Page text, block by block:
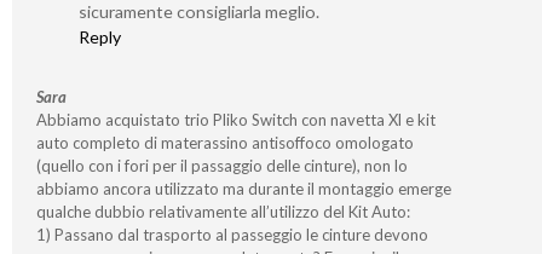
sicuramente consigliarla meglio.
Reply
Sara
Abbiamo acquistato trio Pliko Switch con navetta Xl e kit
auto completo di materassino antisoffoco omologato
(quello con i fori per il passaggio delle cinture), non lo
abbiamo ancora utilizzato ma durante il montaggio emerge
qualche dubbio relativamente all’utilizzo del Kit Auto:
1) Passano dal trasporto al passeggio le cinture devono